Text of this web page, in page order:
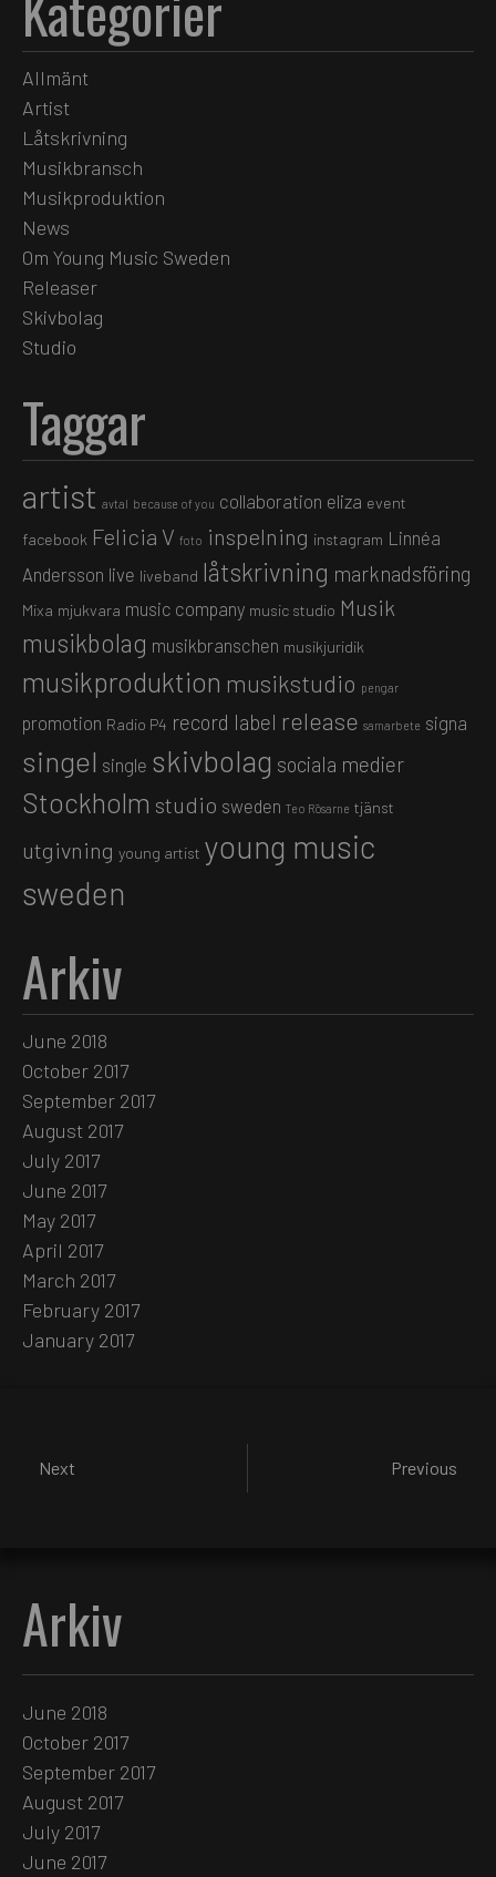
Allmänt
Artist
Låtskrivning
Musikbransch
Musikproduktion
News
Om Young Music Sweden
Releaser
Skivbolag
Studio
Taggar
artist avtal because of you collaboration eliza event
facebook Felicia V foto inspelning instagram Linnéa
Andersson live liveband låtskrivning marknadsföring
Mixa mjukvara music company music studio Musik
musikbolag musikbranschen musikjuridik
musikproduktion musikstudio pengar
promotion Radio P4 record label release samarbete signa
singel single skivbolag sociala medier
Stockholm studio sweden Teo Rösarne tjänst
utgivning young artist young music
sweden
Arkiv
June 2018
October 2017
September 2017
August 2017
July 2017
June 2017
May 2017
April 2017
March 2017
February 2017
January 2017
Next Previous
Arkiv
June 2018
October 2017
September 2017
August 2017
July 2017
June 2017